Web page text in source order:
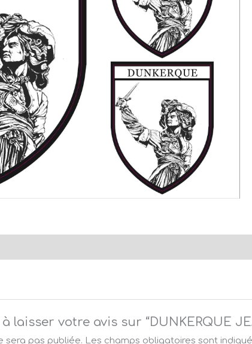
laisser votre avis sur “DUNKERQUE
sera pas publiée. Les champs obligatoires sont